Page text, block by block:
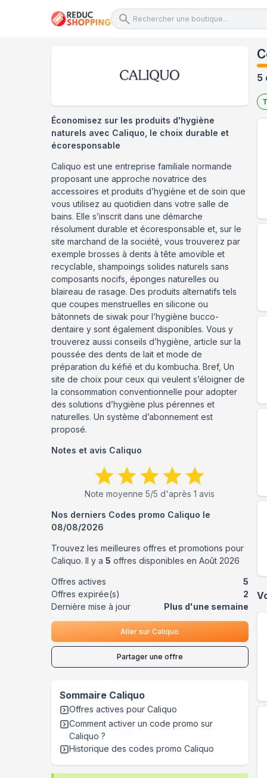
5
Économisez sur les produits d'hygiène
naturels avec Caliquo, le choix durable et
écoresponsable
Caliquo est une entreprise familiale normande
proposant une approche novatrice des
accessoires et produits d’hygiène et de soin que
vous utilisez au quotidien dans votre salle de
bains. Elle s’inscrit dans une démarche
résolument durable et écoresponsable et, sur le
site marchand de la société, vous trouverez par
exemple brosses à dents à tête amovible et
recyclable, shampoings solides naturels sans
composants nocifs, éponges naturelles ou
blaireau de rasage. Des produits alternatifs tels
que coupes menstruelles en silicone ou
bâtonnets de siwak pour l’hygiène bucco-
dentaire y sont également disponibles. Vous y
trouverez aussi conseils d’hygiène, article sur la
poussée des dents de lait et mode de
préparation du kéfié et du kombucha. Bref, Un
site de choix pour ceux qui veulent s’éloigner de
la consommation conventionnelle pour adopter
des solutions d’hygiène plus pérennes et
naturelles. Un système d’abonnement est
proposé.
Notes et avis Caliquo
Note moyenne5/5 d'après1 avis
Nos derniers Codes promo Caliquo le
08/08/2026
Trouvez les meilleures offres et promotions pour
Caliquo. Il y a 5 offres disponibles en Août 2026
Offres actives
5
Offres expirée(s)
2
Dernière mise à jour
Plus d'une semaine
Aller surCaliquo
Partager une offre
Sommaire Caliquo
Offres actives pour Caliquo
Comment activer un code promo sur
Caliquo ?
Historique des codes promo Caliquo